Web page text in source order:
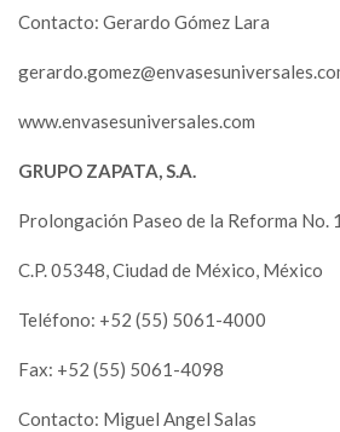
Contacto: Gerardo Gómez Lara
www.envasesuniversales.com
GRUPO ZAPATA, S.A.
Prolongación Paseo de la Reforma No.
C.P. 05348, Ciudad de México, México
Teléfono: +52 (55) 5061-4000
Fax: +52 (55) 5061-4098
Contacto: Miguel Angel Salas